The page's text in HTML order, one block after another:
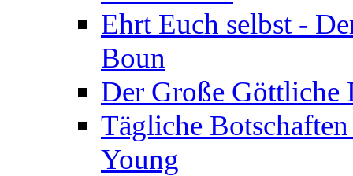
Ehrt Euch selbst -
Boun
Der Große
Tägliche
Young